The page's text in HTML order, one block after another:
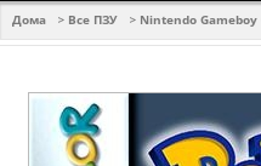
navigation
Дома > Все ПЗУ > Nintendo Gameboy